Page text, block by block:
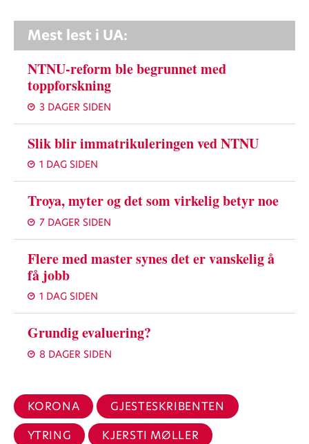
Mest lest i UA:
NTNU-reform ble begrunnet med
toppforskning
3 DAGER SIDEN
Slik blir immatrikuleringen ved NTNU
1 DAG SIDEN
Troya, myter og det som virkelig betyr noe
7 DAGER SIDEN
Flere med master synes det er vanskelig å
få jobb
1 DAG SIDEN
Grundig evaluering?
8 DAGER SIDEN
KORONA
GJESTESKRIBENTEN
YTRING
KJERSTI MØLLER